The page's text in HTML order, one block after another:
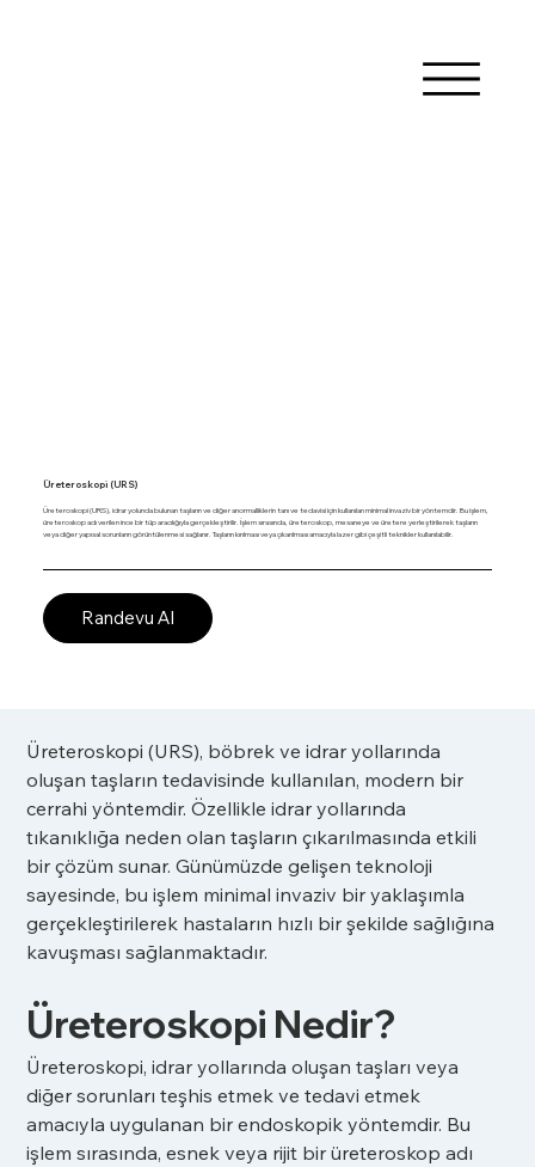
Üreteroskopi (URS)
Üreteroskopi (URS), idrar yolunda bulunan taşların ve diğer anormalliklerin tanı ve tedavisi için kullanılan minimal invaziv bir yöntemdir. Bu işlem,
üreteroskop adı verilen ince bir tüp aracılığıyla gerçekleştirilir. İşlem sırasında, üreteroskop, mesaneye ve üretere yerleştirilerek taşların
veya diğer yapısal sorunların görüntülenmesi sağlanır. Taşların kırılması veya çıkarılması amacıyla lazer gibi çeşitli teknikler kullanılabilir.
Randevu Al
Üreteroskopi (URS), böbrek ve idrar yollarında
oluşan taşların tedavisinde kullanılan, modern bir
cerrahi yöntemdir. Özellikle idrar yollarında
tıkanıklığa neden olan taşların çıkarılmasında etkili
bir çözüm sunar. Günümüzde gelişen teknoloji
sayesinde, bu işlem minimal invaziv bir yaklaşımla
gerçekleştirilerek hastaların hızlı bir şekilde sağlığına
kavuşması sağlanmaktadır.
Üreteroskopi Nedir?
Üreteroskopi, idrar yollarında oluşan taşları veya
diğer sorunları teşhis etmek ve tedavi etmek
amacıyla uygulanan bir endoskopik yöntemdir. Bu
işlem sırasında, esnek veya rijit bir üreteroskop adı